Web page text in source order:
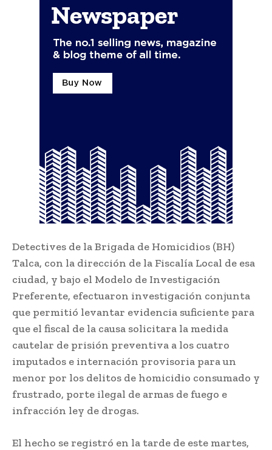
Detectives de la Brigada de Homicidios (BH)
Talca, con la dirección de la Fiscalía Local de esa
ciudad, y bajo el Modelo de Investigación
Preferente, efectuaron investigación conjunta
que permitió levantar evidencia suficiente para
que el fiscal de la causa solicitara la medida
cautelar de prisión preventiva a los cuatro
imputados e internación provisoria para un
menor por los delitos de homicidio consumado y
frustrado, porte ilegal de armas de fuego e
infracción ley de drogas.
El hecho se registró en la tarde de este martes,